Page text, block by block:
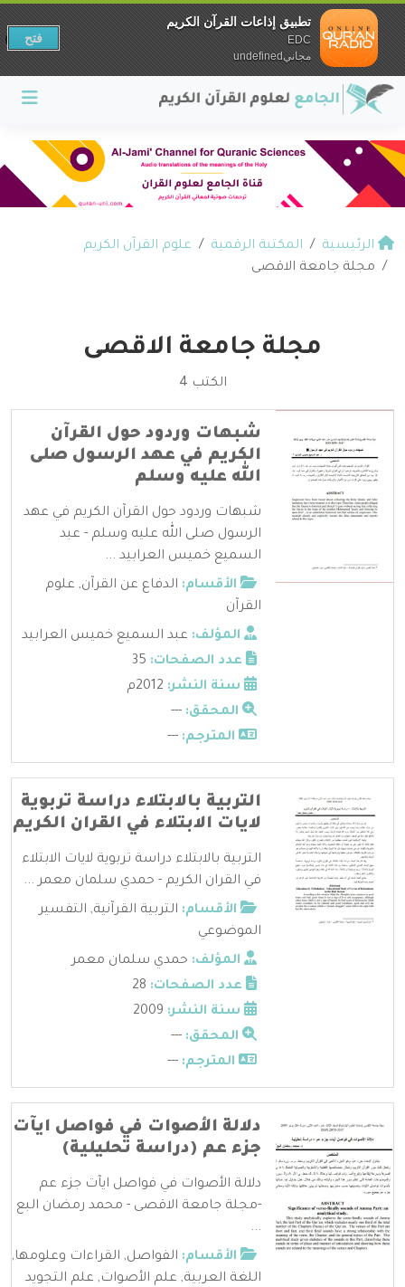
الرئيسية المكتبة الرقمية
علوم القرآن الكريم
مجلة جامعة الاقصى
مجلة جامعة الاقصى
الكتب 4
شبهات وردود حول القرآن
الكريم في عهد الرسول صلى
الله عليه وسلم
شبهات وردود حول القرآن الكريم في عهد
الرسول صلى الله عليه وسلم - عبد
السميع خميس العرابيد ...
الأقسام: الدفاع عن القرآن, علوم
القرآن
المؤلف: عبد السميع خميس العرابيد
عدد الصفحات:
سنة النشر:
المحقق: ---
المترجم: ---
التربية بالابتلاء دراسة تربوية
لايات الابتلاء في القران الكريم
التربية بالابتلاء دراسة تربوية لايات الابتلاء
في القران الكريم - حمدي سلمان معمر ...
الأقسام: التربية القرآنية, التفسير
الموضوعي
المؤلف: حمدي سلمان معمر
عدد الصفحات:
سنة النشر:
المحقق: ---
المترجم: ---
دلالة الأصوات في فواصل ايآت
جزء عم (دراسة تحليلية)
دلالة الأصوات في فواصل ايآت جزء عم
-مجلة جامعة الاقصى - محمد رمضان البع
...
الأقسام: الفواصل, القراءات وعلومها,
اللغة العربية, علم الأصوات, علم التجويد
تطبيق إذاعات القرآن الكريم
EDC
مجانيundefined
فتح